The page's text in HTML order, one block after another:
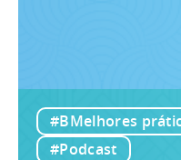
#BMelhores
#Podcast